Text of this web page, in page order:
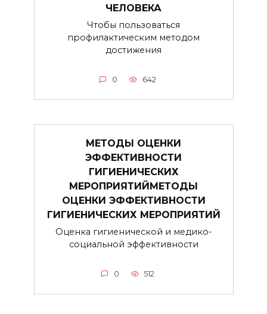
ЧЕЛОВЕКА
Чтобы пользоваться
профилактическим методом
достижения
0 642
МЕТОДЫ ОЦЕНКИ
ЭФФЕКТИВНОСТИ
ГИГИЕНИЧЕСКИХ
МЕРОПРИЯТИЙМЕТОДЫ
ОЦЕНКИ ЭФФЕКТИВНОСТИ
ГИГИЕНИЧЕСКИХ МЕРОПРИЯТИЙ
Оценка гигиенической и медико-
социальной эффективности
0 512